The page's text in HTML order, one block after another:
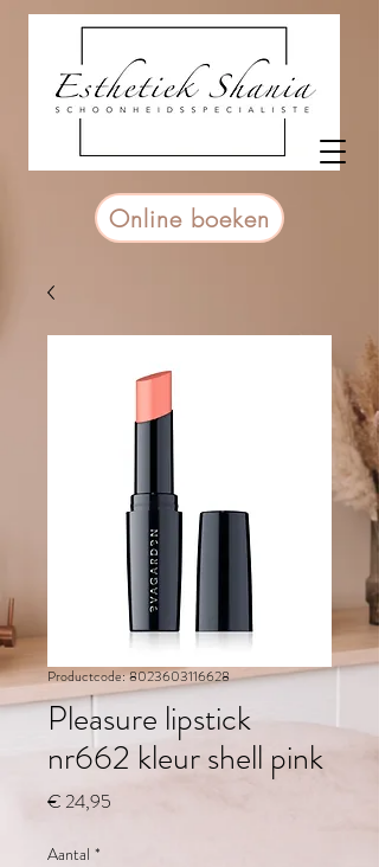
Online boeken
Productcode: 8023603116628
Pleasure lipstick
nr662 kleur shell pink
€ 24,95
Aantal *